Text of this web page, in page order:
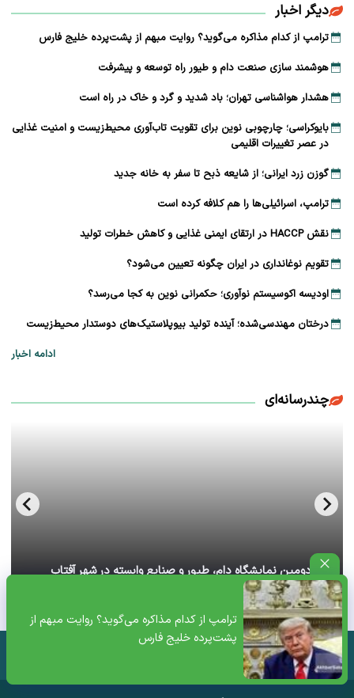
ترامپ از کدام مذاکره می‌گوید؟ روایت مبهم از
پشت‌پرده خلیج فارس
دیگر اخبار
ترامپ از کدام مذاکره می‌گوید؟ روایت مبهم از پشت‌پرده خلیج فارس
هوشمند سازی صنعت دام و طیور راه توسعه و پیشرفت
هشدار هواشناسی تهران؛ باد شدید و گرد و خاک در راه است
بایوکراسی؛ چارچوبی نوین برای تقویت تاب‌آوری محیط‌زیست و امنیت غذایی
در عصر تغییرات اقلیمی
گوزن زرد ایرانی؛ از شایعه ذبح تا سفر به خانه جدید
ترامپ، اسرائیلی‌ها را هم کلافه کرده است
نقش HACCP در ارتقای ایمنی غذایی و کاهش خطرات تولید
تقویم نوغانداری در ایران چگونه تعیین می‌شود؟
اودیسه اکوسیستم نوآوری؛ حکمرانی نوین به کجا می‌رسد؟
درختان مهندسی‌شده؛ آینده تولید بیوپلاستیک‌های دوستدار محیط‌زیست
ادامه اخبار
چندرسانه‌ای
آغاز دومین نمایشگاه دام، طیور و صنایع وابسته در شهر آفتاب
تهران+ ویدئو